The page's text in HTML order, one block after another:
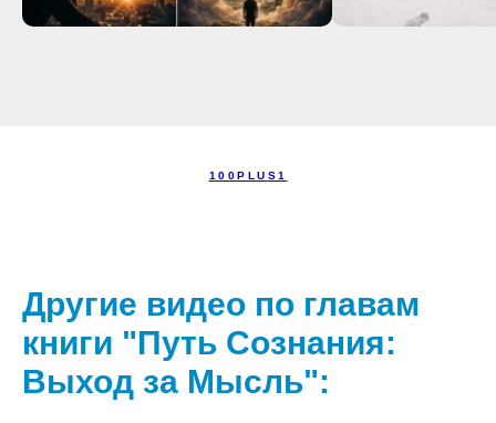
100PLUS1
Другие видео по главам
книги "Путь Сознания:
Выход за Мысль":